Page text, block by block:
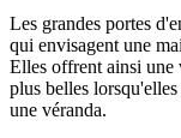
Les grandes portes
qui envisagent une
Elles offrent ainsi une
plus belles
une véranda.